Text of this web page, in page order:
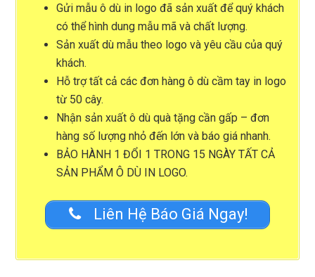
Gửi mẫu ô dù in logo đã sản xuất để quý khách
có thể hình dung mẫu mã và chất lượng.
Sản xuất dù mẫu theo logo và yêu cầu của quý
khách.
Hỗ trợ tất cả các đơn hàng ô dù cầm tay in logo
từ 50 cây.
Nhận sản xuất ô dù quà tặng cần gấp – đơn
hàng số lượng nhỏ đến lớn và báo giá nhanh.
BẢO HÀNH 1 ĐỔI 1 TRONG 15 NGÀY TẤT CẢ
SẢN PHẨM Ô DÙ IN LOGO.
Liên Hệ Báo Giá Ngay!